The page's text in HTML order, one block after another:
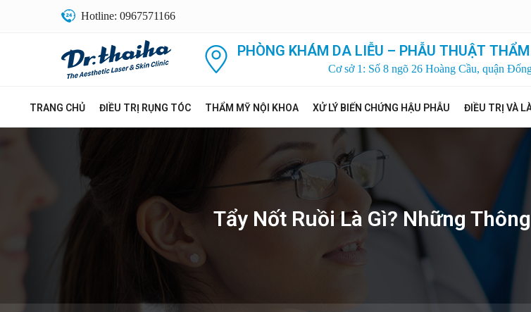
Hotline: 0967571166
PHÒNG KHÁM DA LIỄU – PHẪU THUẬT
Cơ sở 1: Số 8 ngõ 26 Hoàng Cầu, quận
TRANG CHỦ ĐIỀU TRỊ RỤNG TÓC THẨM MỸ NỘI KHOA XỬ LÝ BIẾN CHỨNG HẬU PHẪU ĐIỀU TRỊ VÀ
Tẩy Nốt Ruồi Là Gì? Những